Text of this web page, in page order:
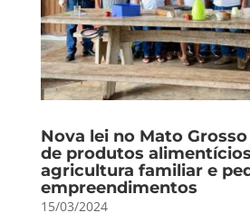
Nova lei no Mato
de produtos
agricultura familiar e
empreendimentos
15/03/2024